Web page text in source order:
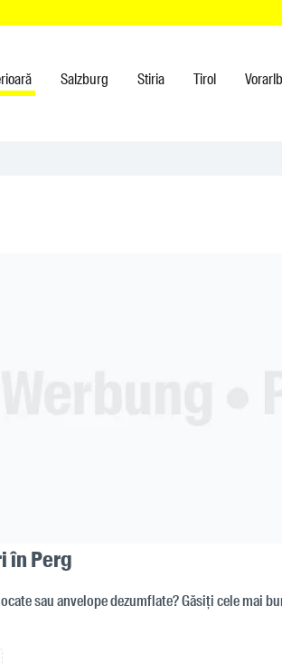
Salzburg Stiria Tirol
în Perg
sau anvelope dezumflate? Găsiți cele mai